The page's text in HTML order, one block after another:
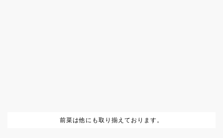
前菜は他にも取り揃えております。